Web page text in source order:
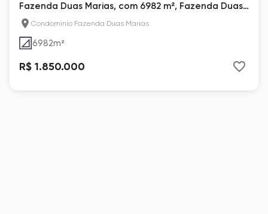
Fazenda Duas Marias, com 6982 m², Fazenda Duas
MariasCondomínio Fazenda Duas Marias
6982m²
R$ 1.850.000